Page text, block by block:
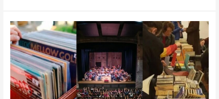
Cine,
teatro,
ferias
y
literatura:
la
agenda
cultural